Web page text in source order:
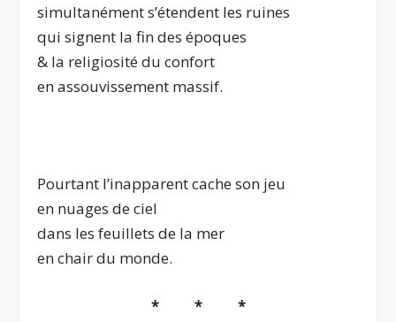
simultanément s’étendent les ruines
qui signent la fin des époques
& la religiosité du confort
en assouvissement massif.
Pourtant l’inapparent cache son jeu
en nuages de ciel
dans les feuillets de la mer
en chair du monde.
* * *